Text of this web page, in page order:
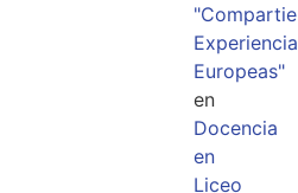
Europeas"
en
Docencia
en
Liceo